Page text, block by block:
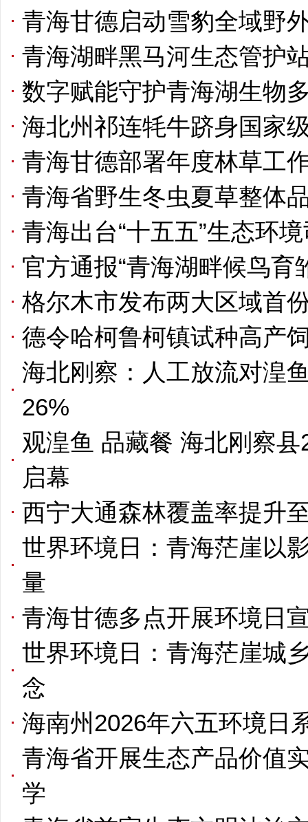
青海甘德启动雪豹全域野
青海湖畔黑马河生态管护
数字赋能守护青海湖生物
海北州祁连牦牛跻身国家
青海甘德部署年度林草工
青海省野生冬虫夏草整体
青海出台“十五五”生态环
官方通报“青海湖畔候鸟育
格尔木市发布两大区域首
德令哈柯鲁柯镇试种高产
海北刚察：人工放流对湟
26%
观湟鱼 品藏餐 海北刚察
启幕
西宁大通森林覆盖率提升
世界环境日：青海茫崖以
量
青海甘德多点开展环境日
世界环境日：青海茫崖城
念
海南州2026年六五环境日
青海省开展生态产品价值
学